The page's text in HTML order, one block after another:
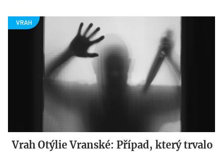
Vrah Otýlie Vranské: Případ, který trvalo